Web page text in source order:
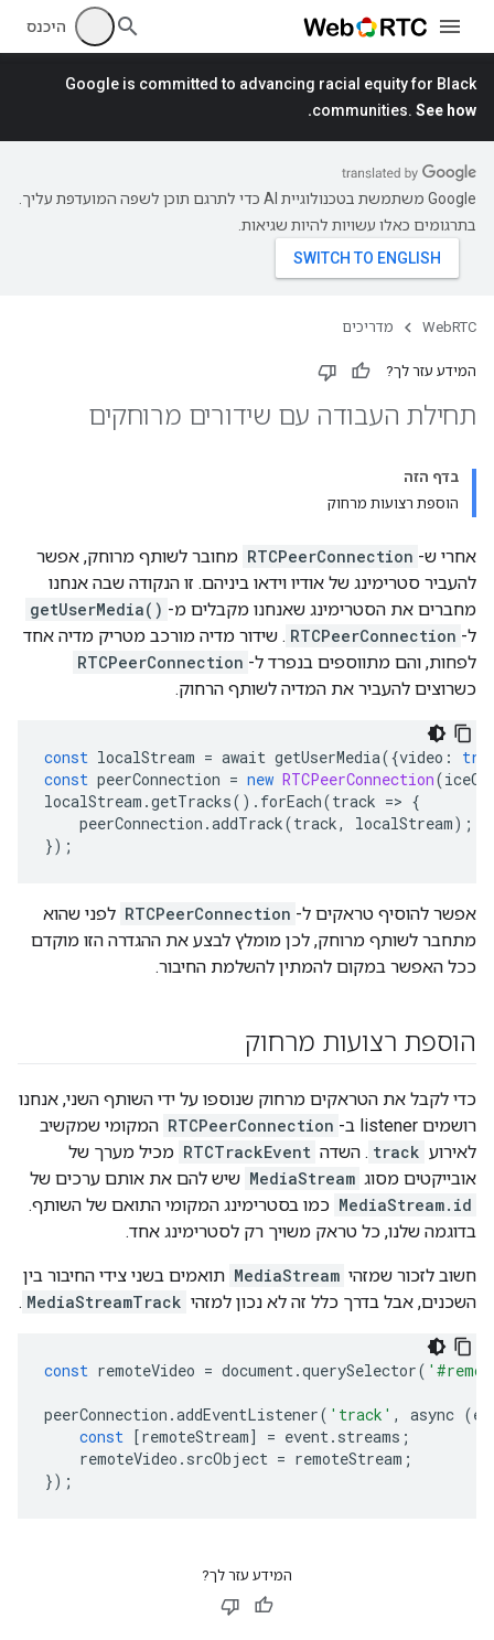
היכנס
Google is committed to advancing racial equity for Black
communities. See how.
‫Google משתמשת בטכנולוגיית AI כדי לתרגם תוכן לשפה המועדפת עליך.
בתרגומים כאלו עשויות להיות שגיאות.
WebRTC מדריכים
המידע עזר לך?
תחילת העבודה עם שידורים מרוחקים
בדף הזה
הוספת רצועות מרחוק
אחרי ש- RTCPeerConnection מחובר לשותף מרוחק, אפשר
להעביר סטרימינג של אודיו וידאו ביניהם. זו הנקודה שבה אנחנו
מחברים את הסטרימינג שאנחנו מקבלים מ- getUserMedia()
ל- RTCPeerConnection . שידור מדיה מורכב מטריק מדיה אחד
לפחות, והם מתווספים בנפרד ל- RTCPeerConnection
כשרוצים להעביר את המדיה לשותף הרחוק.
const localStream = await getUserMedia({video :
const peerConnection = new RTCPeerConnection(
localStream .getTracks(). forEach(track => {
peerConnection .addTrack(track, localStream);
});
אפשר להוסיף טראקים ל- RTCPeerConnection לפני שהוא
מתחבר לשותף מרוחק, לכן מומלץ לבצע את ההגדרה הזו מוקדם
ככל האפשר במקום להמתין להשלמת החיבור.
הוספת רצועות מרחוק
כדי לקבל את הטראקים מרחוק שנוספו על ידי השותף השני, אנחנו
רושמים listener ב-
RTCPeerConnection המקומי שמקשיב
לאירוע track . השדה RTCTrackEvent מכיל מערך של
אובייקטים מסוג MediaStream שיש להם את אותם ערכים של
MediaStream.id כמו בסטרימינג המקומי התואם של השותף.
בדוגמה שלנו, כל טראק משויך רק לסטרימינג אחד.
חשוב לזכור שמזהי MediaStream תואמים בשני צידי החיבור בין
השכנים, אבל בדרך כלל זה לא נכון למזהי MediaStreamTrack
.
const remoteVideo = document.querySelector(
peerConnection .addEventListener( 'track' , async (
const [remoteStream] = event. streams ;
remoteVideo . srcObject = remoteStream ;
});
המידע עזר לך?